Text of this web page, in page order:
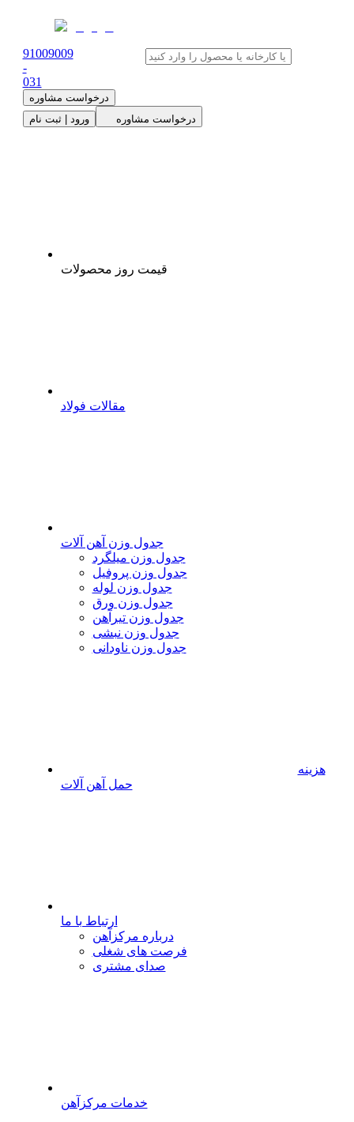
91009009
-
031
درخواست مشاوره
ورود | ثبت نام
درخواست مشاوره
قیمت روز محصولات
مقالات فولاد
جدول وزن آهن آلات
جدول وزن میلگرد
جدول وزن پروفیل
جدول وزن لوله
جدول وزن ورق
جدول وزن تیرآهن
جدول وزن نبشی
جدول وزن ناودانی
هزینه
حمل آهن آلات
ارتباط با ما
درباره مرکزآهن
فرصت های شغلی
صدای مشتری
خدمات مرکزآهن